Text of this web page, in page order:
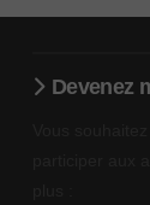
Devenez